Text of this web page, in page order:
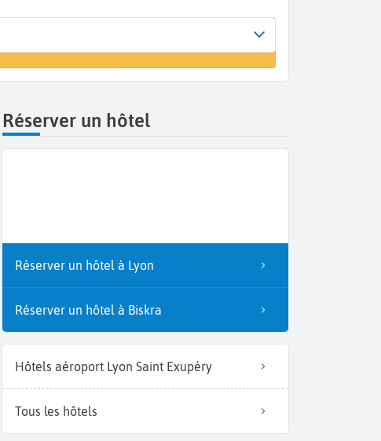
Lyon (LYS)
Réserver un hôtel
Réserver un hôtel à Lyon
Réserver un hôtel à Biskra
Hôtels aéroport Lyon Saint Exupéry
Tous les hôtels